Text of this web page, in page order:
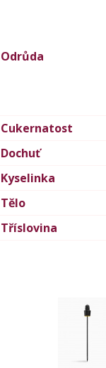
Odrůda
Cukernatost
Dochuť
Kyselinka
Tělo
Tříslovina